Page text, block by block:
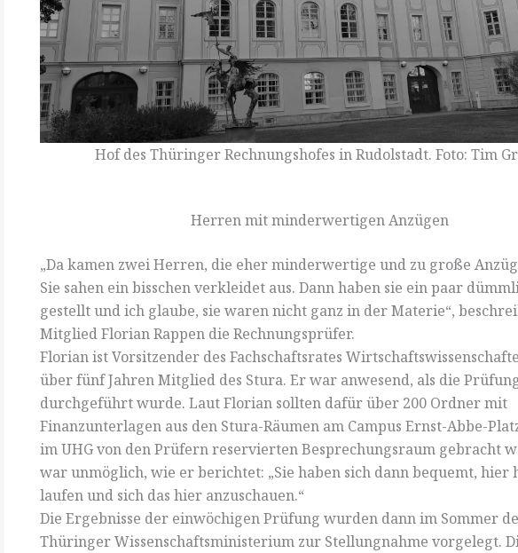
Hof des Thüringer Rechnungshofes in Rudolstadt. Foto: Tim
Herren mit minderwertigen Anzügen
„Da kamen zwei Herren, die eher minderwertige und zu große
Sie sahen ein bisschen verkleidet aus. Dann haben sie ein paar
gestellt und ich glaube, sie waren nicht ganz in der Materie“,
Mitglied Florian Rappen die Rechnungsprüfer.
Florian ist Vorsitzender des Fachschaftsrates
über fünf Jahren Mitglied des Stura. Er war anwesend, als die
durchgeführt wurde. Laut Florian sollten dafür über 200 Ordner mit
Finanzunterlagen aus den Stura-Räumen am Campus Ernst-Abbe-
im UHG von den Prüfern reservierten Besprechungsraum gebracht
war unmöglich, wie er berichtet: „Sie haben sich dann bequemt, hier
laufen und sich das hier anzuschauen.“
Die Ergebnisse der einwöchigen Prüfung wurden dann im Sommer
Thüringer Wissenschaftsministerium zur Stellungnahme vorgelegt.